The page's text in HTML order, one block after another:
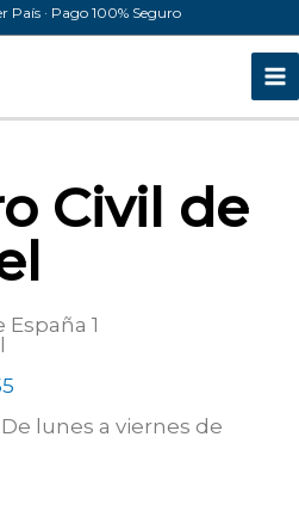
País · Pago 100% Seguro
Civil de
España 1
De lunes a viernes de